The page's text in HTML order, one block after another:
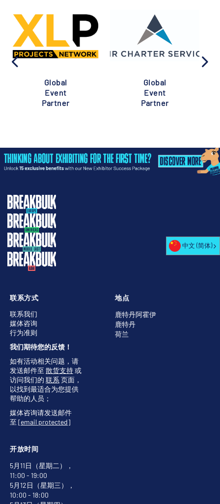
Global
Event
Partner
Global
Event
Partner
地点
鹿特丹阿霍伊
鹿特丹
荷兰
开放时间
5月11日（星期二），
11:00 - 19:00
5月12日（星期三），
10:00 - 18:00
联系方式
联系我们
媒体咨询
行为准则
我们期待您的反馈！
如有活动相关问题，请
发送邮件至 散货支持或
访问我们的 联系 页面，
以找到最适合为您提供
帮助的人员；
媒体咨询请发送邮件
至 [email protected]
中文 (简体)